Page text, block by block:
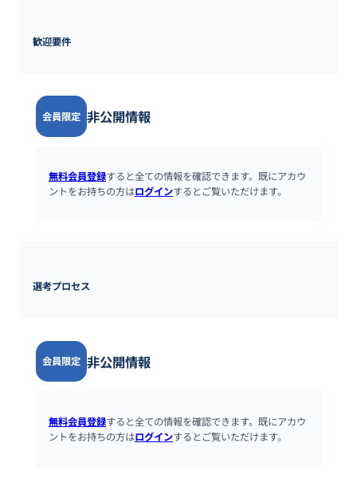
歓迎要件
会員限定 非公開情報
無料会員登録すると全ての情報を確認できます。既にアカウ
ントをお持ちの方はログインするとご覧いただけます。
選考プロセス
会員限定 非公開情報
無料会員登録すると全ての情報を確認できます。既にアカウ
ントをお持ちの方はログインするとご覧いただけます。